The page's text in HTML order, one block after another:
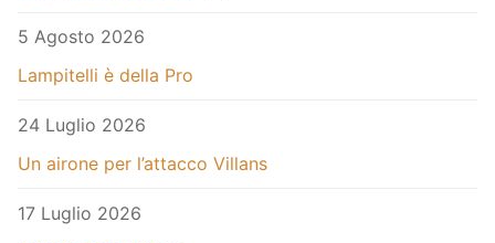
5 Agosto 2026
Lampitelli è della Pro
24 Luglio 2026
Un airone per l’attacco Villans
17 Luglio 2026